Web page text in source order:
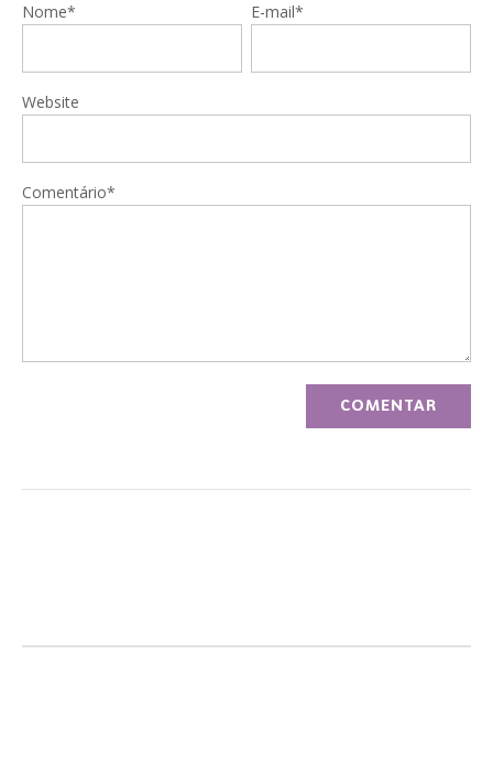
Nome* E-mail*
Website
Comentário*